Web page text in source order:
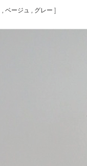
, ベージュ , グレー